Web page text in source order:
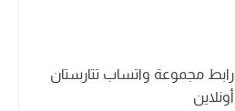
رابط مجموعة واتساب تتارستان
أونلاين